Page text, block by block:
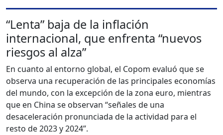
“Lenta” baja de la inflación
internacional, que enfrenta “nuevos
riesgos al alza”
En cuanto al entorno global, el Copom evaluó que se
observa una recuperación de las principales economías
del mundo, con la excepción de la zona euro, mientras
que en China se observan “señales de una
desaceleración pronunciada de la actividad para el
resto de 2023 y 2024”.